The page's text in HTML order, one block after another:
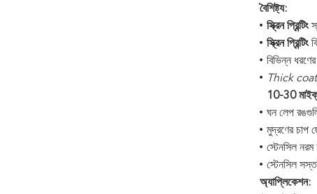
বৈশিষ্ট্য:
স্ক্রিন প্রিন্টিং
স্ক্রিন প্রিন্টিং
বিভিন্ন
Thick
10-30
ঘন লেপ
মুদ্রণের চাপ
স্টেনসিল
স্টেনসিল
অ্যাপ্লিকেশন: